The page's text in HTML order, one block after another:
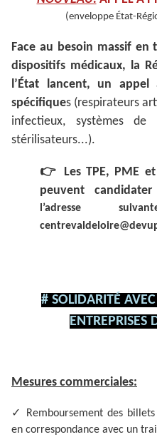
(enveloppe État-
Face au besoin massif
dispositifs médicaux, la
l’État lancent, un
spécifiques (respirateurs
infectieux, systèmes de
stérilisateurs...).
👉 Les TPE, PME
peuvent
l’adresse
# SOLIDARITÉ AVEC
ENTREPRISES
Mesures commerciales:
✓
Remboursement des
en correspondance avec un